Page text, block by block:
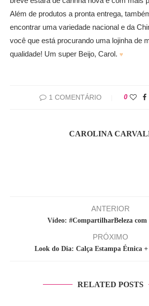
Além de produtos a pronta entrega,
encontrar uma variedade nacional e da
você que está procurando uma lojinha de
qualidade! Um super Beijo, Carol. ♥
1 COMENTÁRIO 0
CAROLINA
ANTERIOR
Vídeo: #CompartilharBeleza
PRÓXIMO
Look do Dia: Calça Estampa Étnica
RELATED POSTS